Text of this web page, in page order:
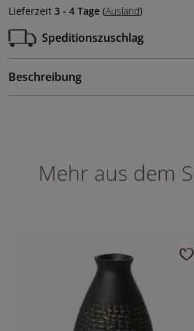
Lieferzeit 3 - 4 Tage (Ausland)
Speditionszuschlag
Beschreibung
Mehr aus dem